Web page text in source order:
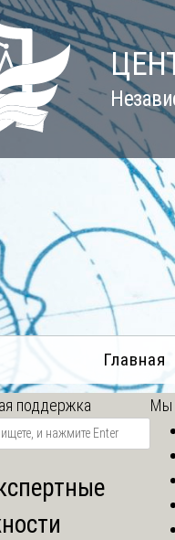
Главная
поддержка
Мы